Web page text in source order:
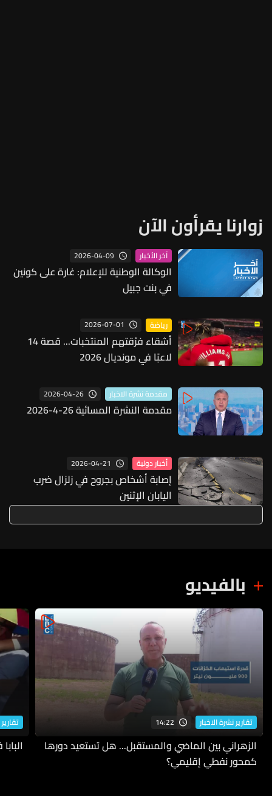
زوارنا يقرأون الآن
آخر الأخبار 2026-04-09
الوكالة الوطنية للإعلام: غارة على كونين
في بنت جبيل
رياضة 2026-07-01
أشقاء فرّقتهم المنتخبات... قصة 14
لاعبًا في مونديال 2026
مقدمة نشرة الاخبار 2026-04-26
مقدمة النشرة المسائية 26-4-2026
أخبار دولية 2026-04-21
إصابة أشخاص بجروح في زلزال ضرب
اليابان الإثنين
بالفيديو
تقارير نشرة الاخبار 14:22
الزهراني بين الماضي والمستقبل... هل تستعيد دورها
كمحور نفطي إقليمي؟